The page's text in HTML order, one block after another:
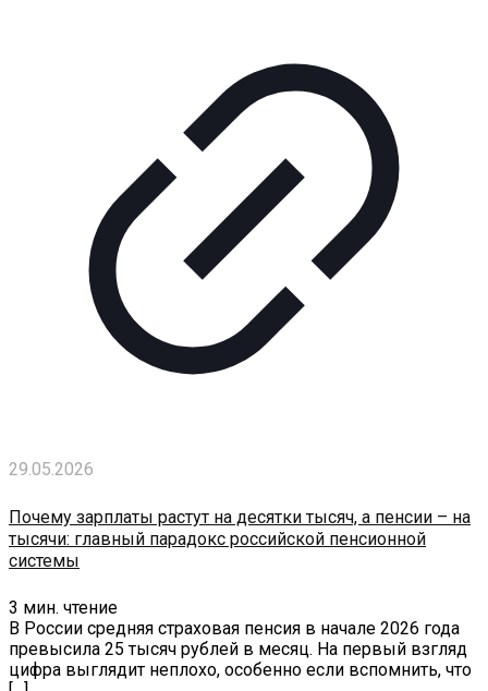
29.05.2026
Почему зарплаты растут на десятки тысяч, а пенсии – на
тысячи: главный парадокс российской пенсионной
системы
3 мин. чтение
В России средняя страховая пенсия в начале 2026 года
превысила 25 тысяч рублей в месяц. На первый взгляд
цифра выглядит неплохо, особенно если вспомнить, что